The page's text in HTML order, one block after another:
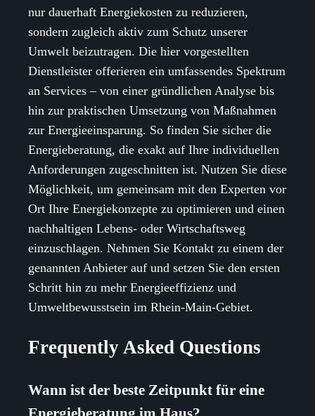
nur dauerhaft Energiekosten zu reduzieren,
sondern zugleich aktiv zum Schutz unserer
Umwelt beizutragen. Die hier vorgestellten
Dienstleister offerieren ein umfassendes Spektrum
an Services – von einer gründlichen Analyse bis
hin zur praktischen Umsetzung von Maßnahmen
zur Energieeinsparung. So finden Sie sicher die
Energieberatung, die exakt auf Ihre individuellen
Anforderungen zugeschnitten ist. Nutzen Sie diese
Möglichkeit, um gemeinsam mit den Experten vor
Ort Ihre Energiekonzepte zu optimieren und einen
nachhaltigen Lebens- oder Wirtschaftsweg
einzuschlagen. Nehmen Sie Kontakt zu einem der
genannten Anbieter auf und setzen Sie den ersten
Schritt hin zu mehr Energieeffizienz und
Umweltbewusstsein im Rhein-Main-Gebiet.
Frequently Asked Questions
Wann ist der beste Zeitpunkt für eine